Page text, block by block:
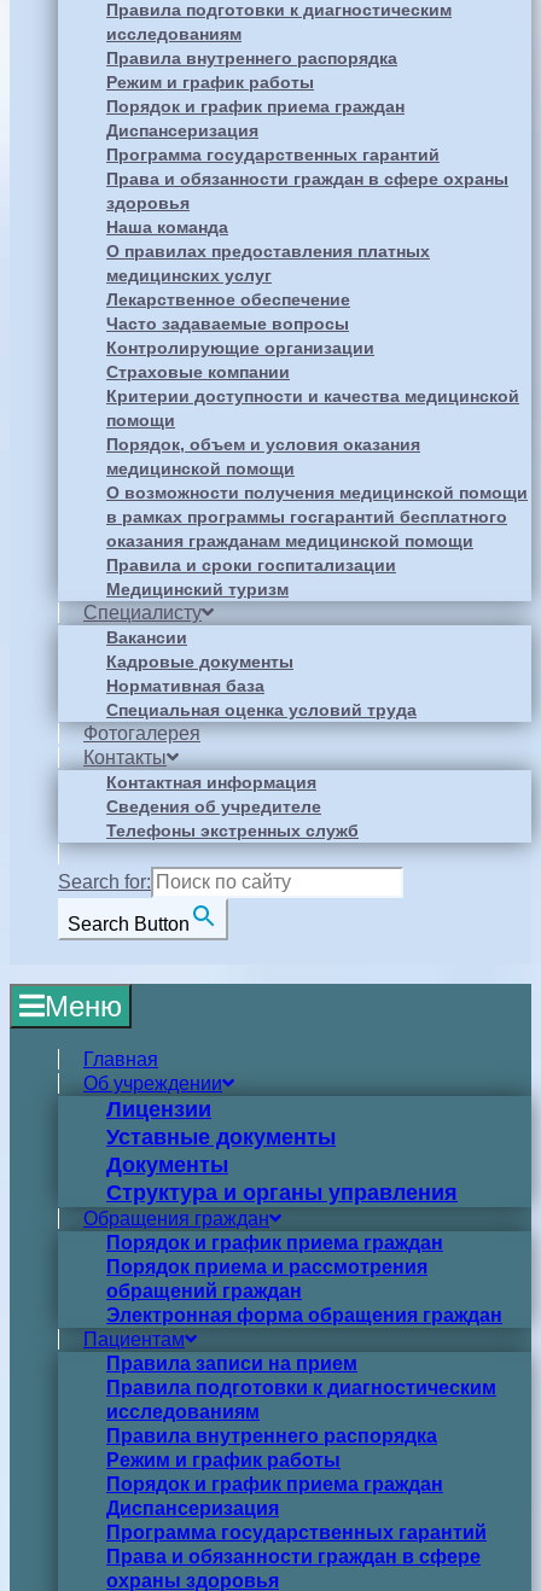
Правила подготовки к диагностическим
исследованиям
Правила внутреннего распорядка
Режим и график работы
Порядок и график приема граждан
Диспансеризация
Программа государственных гарантий
Права и обязанности граждан в сфере охраны
здоровья
Наша команда
О правилах предоставления платных
медицинских услуг
Лекарственное обеспечение
Часто задаваемые вопросы
Контролирующие организации
Страховые компании
Критерии доступности и качества медицинской
помощи
Порядок, объем и условия оказания
медицинской помощи
О возможности получения медицинской помощи
в рамках программы госгарантий бесплатного
оказания гражданам медицинской помощи
Правила и сроки госпитализации
Медицинский туризм
Специалисту
Вакансии
Кадровые документы
Нормативная база
Специальная оценка условий труда
Фотогалерея
Контакты
Контактная информация
Сведения об учредителе
Телефоны экстренных служб
Search for:
Search Button
Меню
Главная
Об учреждении
Лицензии
Уставные документы
Документы
Структура и органы управления
Обращения граждан
Порядок и график приема граждан
Порядок приема и рассмотрения
обращений граждан
Электронная форма обращения граждан
Пациентам
Правила записи на прием
Правила подготовки к диагностическим
исследованиям
Правила внутреннего распорядка
Режим и график работы
Порядок и график приема граждан
Диспансеризация
Программа государственных гарантий
Права и обязанности граждан в сфере
охраны здоровья